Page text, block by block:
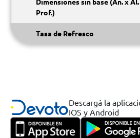
Prof.)
Tasa de Refresco
Descargá la
IOS y Android